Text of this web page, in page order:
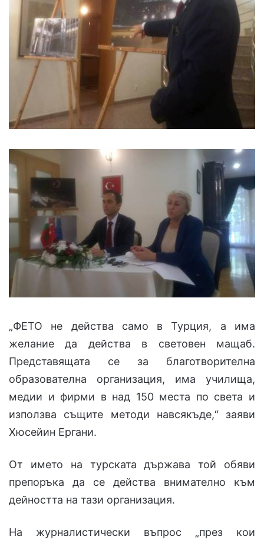
„ФЕТО не действа само в Турция, а има
желание да действа в световен мащаб.
Представящата се за благотворителна
образователна организация, има училища,
медии и фирми в над 150 места по света и
използва същите методи навсякъде,“ заяви
Хюсейин Ергани.
От името на турската държава той обяви
препоръка да се действа внимателно към
дейността на тази организация.
На журналистически въпрос „през кои